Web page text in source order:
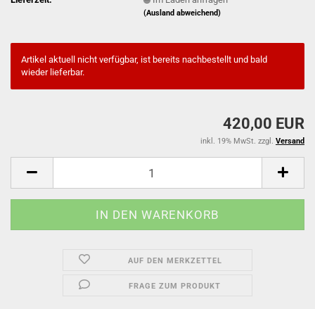
(Ausland abweichend)
Artikel aktuell nicht verfügbar, ist bereits nachbestellt und bald
wieder lieferbar.
420,00 EUR
inkl. 19% MwSt. zzgl. Versand
AUF DEN MERKZETTEL
FRAGE ZUM PRODUKT